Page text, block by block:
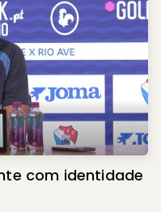
com identidade